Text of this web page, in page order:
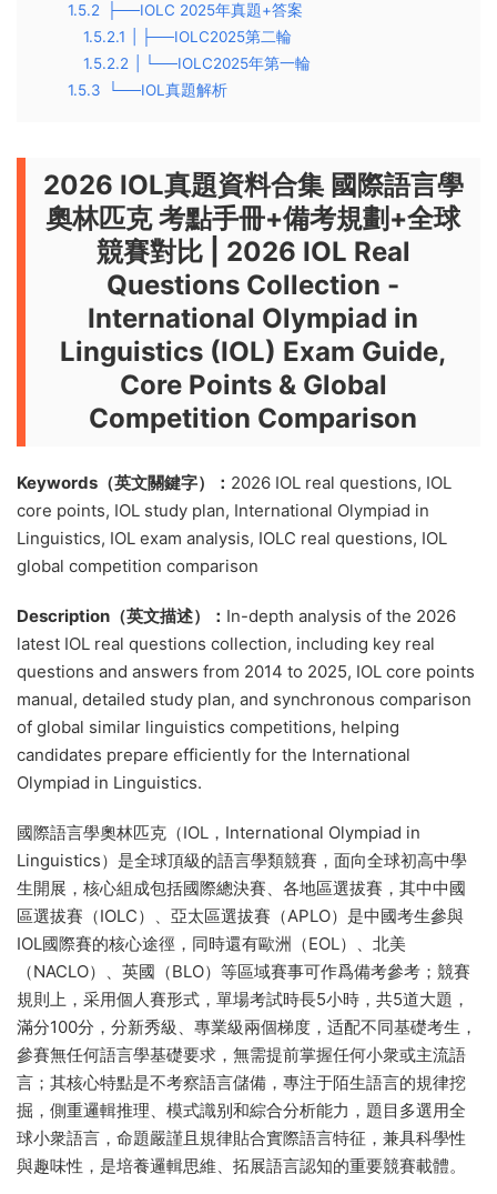
1.5.2
├──IOLC 2025年真題+答案
1.5.2.1
| ├──IOLC2025第二輪
1.5.2.2
| └──IOLC2025年第一輪
1.5.3
└──IOL真題解析
2026 IOL真題資料合集 國際語言學
奧林匹克 考點手冊+備考規劃+全球
競賽對比 | 2026 IOL Real
Questions Collection -
International Olympiad in
Linguistics (IOL) Exam Guide,
Core Points & Global
Competition Comparison
Keywords（英文關鍵字）： 2026 IOL real questions, IOL
core points, IOL study plan, International Olympiad in
Linguistics, IOL exam analysis, IOLC real questions, IOL
global competition comparison
Description（英文描述）： In-depth analysis of the 2026
latest IOL real questions collection, including key real
questions and answers from 2014 to 2025, IOL core points
manual, detailed study plan, and synchronous comparison
of global similar linguistics competitions, helping
candidates prepare efficiently for the International
Olympiad in Linguistics.
國際語言學奧林匹克（IOL，International Olympiad in
Linguistics）是全球頂級的語言學類競賽，面向全球初高中學
生開展，核心組成包括國際總決賽、各地區選拔賽，其中中國
區選拔賽（IOLC）、亞太區選拔賽（APLO）是中國考生參與
IOL國際賽的核心途徑，同時還有歐洲（EOL）、北美
（NACLO）、英國（BLO）等區域賽事可作爲備考參考；競賽
規則上，采用個人賽形式，單場考試時長5小時，共5道大題，
滿分100分，分新秀級、專業級兩個梯度，适配不同基礎考生，
參賽無任何語言學基礎要求，無需提前掌握任何小衆或主流語
言；其核心特點是不考察語言儲備，專注于陌生語言的規律挖
掘，側重邏輯推理、模式識别和綜合分析能力，題目多選用全
球小衆語言，命題嚴謹且規律貼合實際語言特征，兼具科學性
與趣味性，是培養邏輯思維、拓展語言認知的重要競賽載體。